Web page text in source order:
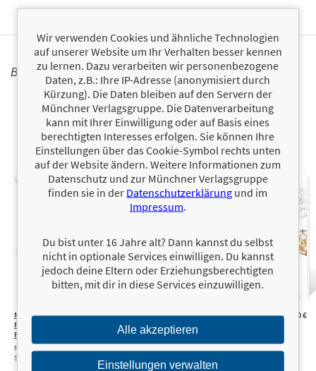
BÜCHER
22,00 €
Magische Watercolor-Welt –
Fantastische Tiere und
Pflanzen
Noch mehr bezaubernde Schritt-für-
Schritt-Projekte
22,00 €
Magische Watercolor-Welt
32 zauberhafte Motive Schritt für Schritt
Wir verwenden Cookies und ähnliche Technologien
auf unserer Website um Ihr Verhalten besser kennen
zu lernen. Dazu verarbeiten wir personenbezogene
Daten, z.B.: Ihre IP-Adresse (anonymisiert durch
Kürzung). Die Daten bleiben auf den Servern der
Münchner Verlagsgruppe. Die Datenverarbeitung
kann mit Ihrer Einwilligung oder auf Basis eines
berechtigten Interesses erfolgen. Sie können Ihre
Einstellungen über das Cookie-Symbol rechts unten
auf der Website ändern. Weitere Informationen zum
Datenschutz und zur Münchner Verlagsgruppe
finden sie in der Datenschutzerklärung und im
Impressum.
Du bist unter 16 Jahre alt? Dann kannst du selbst
nicht in optionale Services einwilligen. Du kannst
jedoch deine Eltern oder Erziehungsberechtigten
bitten, mit dir in diese Services einzuwilligen.
Alle akzeptieren
Einstellungen verwalten